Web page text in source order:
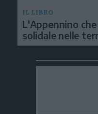
IL LIBRO
L'Appennino
solidale nelle